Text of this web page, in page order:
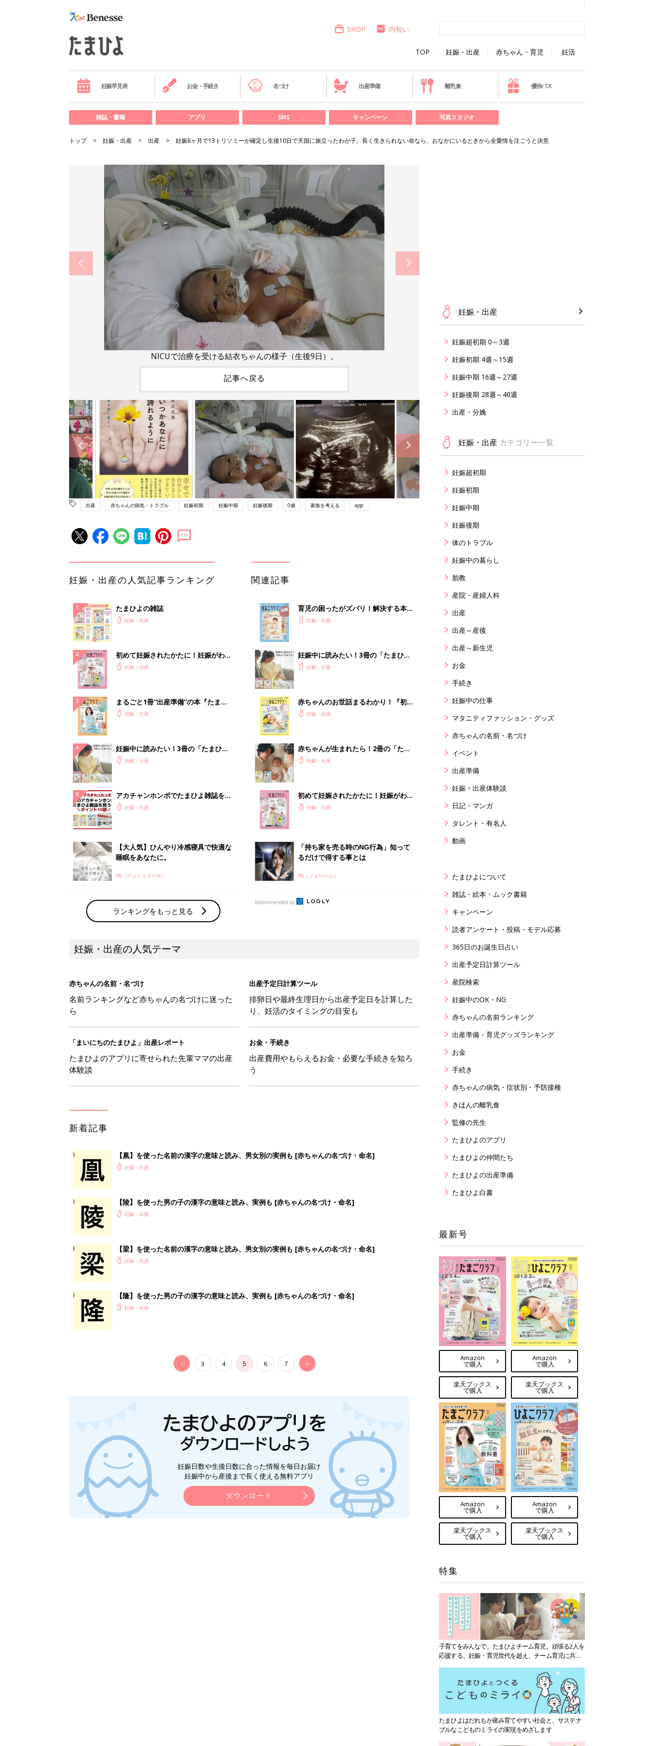
TOP 妊娠・出産 赤ちゃん・育児 妊活
SHOP 内祝い
妊娠早見表 お金・手続き 名づけ 出産準備 離乳食 優待パス
雑誌・書籍 アプリ SNS キャンペーン 写真スタジオ
トップ 妊娠・出産 出産 妊娠8ヶ月で13トリソミーが確定し生後10日で天国に旅立ったわが子。長く生きられない命なら、おなかにいるときから全愛情を注ごうと決意
NICUで治療を受ける結衣ちゃんの様子（生後9日）。
記事へ戻る
出産 赤ちゃんの病気・トラブル 妊娠初期 妊娠中期 妊娠後期 0歳 家族を考える app
妊娠・出産の人気記事ランキング
たまひよの雑誌
妊娠・出産
初めて妊娠されたかたに！妊娠がわか
ったら最初に読む本『初めてのたまご
妊娠・出産
まるごと1冊“出産準備”の本『たまご
クラブ 夏号』〈スペシャル大特集〉
妊娠・出産
妊娠中に読みたい！3冊の「たまひ
よ」妊娠・出産
アカチャンホンポでたまひよ雑誌を買
うとポイント10倍【期間限定】
妊娠・出産
【大人気】ひんやり冷感寝具で快適な
睡眠をあなたに。
PR（アイリスプラザ）
ランキングをもっと見る
関連記事
育児の困ったがズバリ！解決する本
『ひよこクラブ 秋号』 4カ月～2才
妊娠・出産
妊娠中に読みたい！3冊の「たまひ
よ」妊娠・出産
赤ちゃんのお世話まるわかり！『初め
てのひよこクラブ 夏号』〈巻頭大特
妊娠・出産
赤ちゃんが生まれたら！2冊の「たま
ひよ」
妊娠・出産
初めて妊娠されたかたに！妊娠がわか
ったら最初に読む本『初めてのたまご
妊娠・出産
「持ち家を売る時のNG行為」知って
るだけで得する事とは
PR（イエウール）
Recommended by
妊娠・出産の人気テーマ
赤ちゃんの名前・名づけ
名前ランキングなど赤ちゃんの名づけに迷った
ら
出産予定日計算ツール
排卵日や最終生理日から出産予定日を計算した
り、妊活のタイミングの目安も
「まいにちのたまひよ」出産レポート
たまひよのアプリに寄せられた先輩ママの出産
体験談
お金・手続き
出産費用やもらえるお金・必要な手続きを知ろ
う
新着記事
【凰】を使った名前の漢字の意味と読み、男女別の実例も [赤ちゃんの名づけ・命名]
妊娠・出産
【陵】を使った男の子の漢字の意味と読み、実例も [赤ちゃんの名づけ・命名]
妊娠・出産
【梁】を使った名前の漢字の意味と読み、男女別の実例も [赤ちゃんの名づけ・命名]
妊娠・出産
【隆】を使った男の子の漢字の意味と読み、実例も [赤ちゃんの名づけ・命名]
妊娠・出産
< 3 4 5 6 7 >
妊娠日数や生後日数に合った情報を毎日お届け
妊娠中から産後まで長く使える無料アプリ
ダウンロード
妊娠・出産
妊娠超初期 0～3週
妊娠初期 4週～15週
妊娠中期 16週～27週
妊娠後期 28週～40週
出産・分娩
妊娠・出産 カテゴリー一覧
妊娠超初期
妊娠初期
妊娠中期
妊娠後期
体のトラブル
妊娠中の暮らし
胎教
産院・産婦人科
出産
出産～産後
出産～新生児
お金
手続き
妊娠中の仕事
マタニティファッション・グッズ
赤ちゃんの名前・名づけ
イベント
出産準備
妊娠・出産体験談
日記・マンガ
タレント・有名人
動画
たまひよについて
雑誌・絵本・ムック書籍
キャンペーン
読者アンケート・投稿・モデル応募
365日のお誕生日占い
出産予定日計算ツール
産院検索
妊娠中のOK・NG
赤ちゃんの名前ランキング
出産準備・育児グッズランキング
お金
手続き
赤ちゃんの病気・症状別・予防接種
きほんの離乳食
監修の先生
たまひよのアプリ
たまひよの仲間たち
たまひよの出産準備
たまひよ白書
最新号
Amazon
で購入
楽天ブックス
で購入
Amazon
で購入
楽天ブックス
で購入
Amazon
で購入
楽天ブックス
で購入
Amazon
で購入
楽天ブックス
で購入
特集
子育てをみんなで。たまひよチーム育児。頑張る2人を
応援する、妊娠・育児世代を超え、チーム育児に共感
たまひよはだれもが産み育てやすい社会と、サステナ
ブルなこどものミライの実現をめざします